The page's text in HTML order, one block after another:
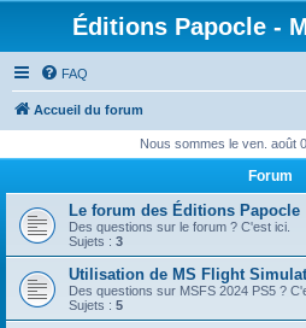
Éditions Papocle -
FAQ
Accueil du forum
Nous sommes le ven. août
Forum
Le forum des Éditions Papocle
Des questions sur le forum ? C'est ici.
Sujets : 3
Utilisation de MS Flight
Des questions sur MSFS 2024 PS5 ?
Sujets : 5